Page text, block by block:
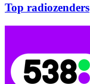
Top radiozenders